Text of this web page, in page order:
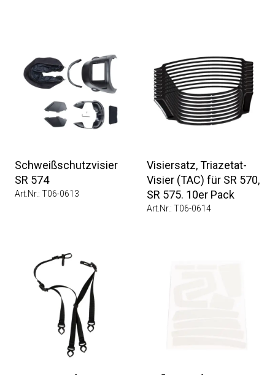
Schweißschutzvisier
SR 574
Art.Nr.: T06-0613
Visiersatz, Triazetat-
Visier (TAC) für SR 570,
SR 575. 10er Pack
Art.Nr.: T06-0614